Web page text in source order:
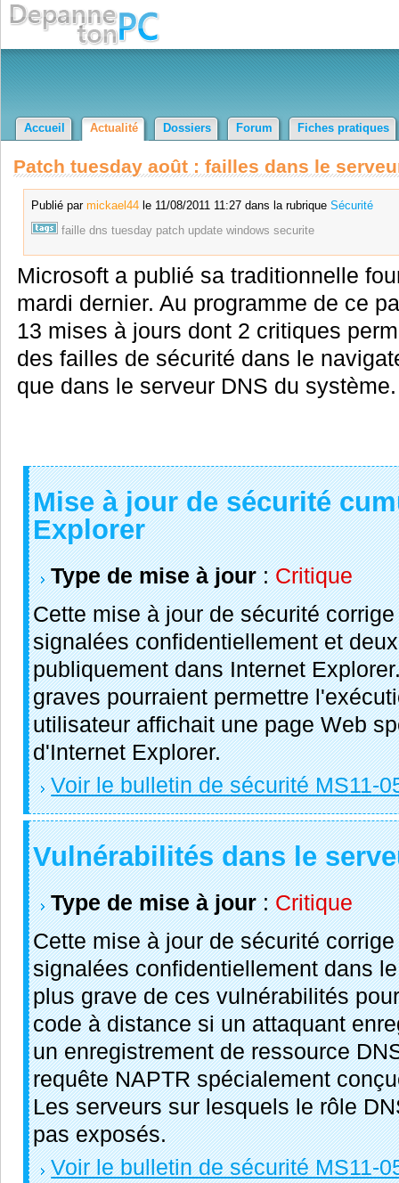
Accueil Actualité Dossiers Forum Fiches pratiques
Patch tuesday août : failles dans le
Publié par mickael44le 11/08/2011 11:27 dans la rubrique Sécurité
faille dns tuesday patch update windows securite
Microsoft a publié sa traditionnelle
mardi dernier. Au programme de ce
13 mises à jours dont 2 critiques
des failles de sécurité dans le
que dans le serveur DNS du système.
Mise à jour de sécurité
Explorer
Type de mise à jour:Critique
Cette mise à jour de sécurité
signalées confidentiellement et
publiquement dans Internet
graves pourraient permettre
utilisateur affichait une page Web
d'Internet Explorer.
Voir le bulletin de sécurité MS11-
Vulnérabilités dans le
Type de mise à jour:Critique
Cette mise à jour de sécurité
signalées confidentiellement dans
plus grave de ces vulnérabilités
code à distance si un attaquant
un enregistrement de ressource
requête NAPTR spécialement
Les serveurs sur lesquels le rôle
pas exposés.
Voir le bulletin de sécurité MS11-